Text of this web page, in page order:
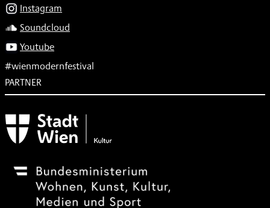
Instagram
Soundcloud
Youtube
#wienmodernfestival
PARTNER
Subventionsgeber